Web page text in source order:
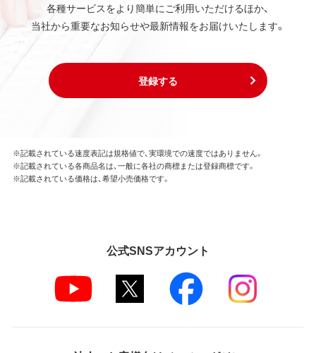
各種サービスをより簡単にご利用いただけるほか、
当社から重要なお知らせや最新情報をお届けいたします。
登録する
※記載されている速度表記は規格値で、実環境での速度ではありません。
※記載されている各商品名は、一般に各社の商標または登録商標です。
※記載されている価格は、希望小売価格です。
公式SNSアカウント